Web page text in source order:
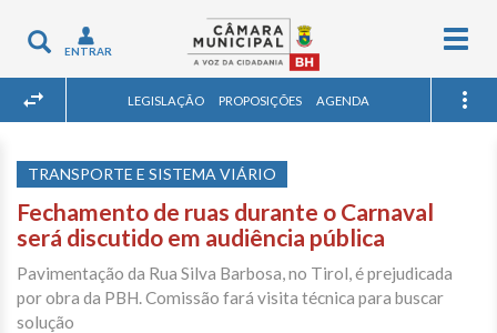
Toggle
navigation
ENTRAR
LEGISLAÇÃO PROPOSIÇÕES AGENDA
TRANSPORTE E SISTEMA VIÁRIO
Fechamento de ruas durante o Carnaval
será discutido em audiência pública
Pavimentação da Rua Silva Barbosa, no Tirol, é prejudicada
por obra da PBH. Comissão fará visita técnica para buscar
solução